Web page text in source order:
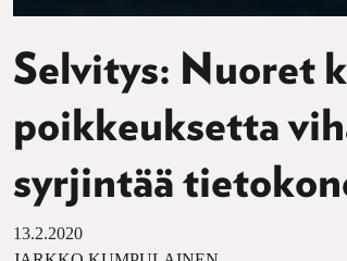
Selvitys: Nuoret
poikkeuksetta
syrjintää
13.2.2020